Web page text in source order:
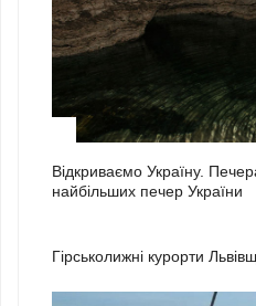
Відкриваємо Україну.
найбільших печер України
Гірськолижні курорти